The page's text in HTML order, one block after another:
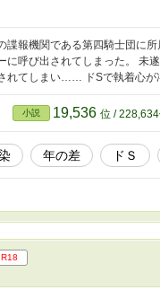
諜報機関である第四騎士団に
に呼び出されてしまった。 未
れてしまい…… ドSで執着心
小説 19,536 位 /
年の差 ドＳ
R18